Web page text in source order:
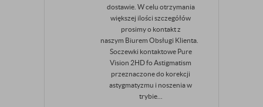
dostawie. W celu otrzymania
większej ilości szczegółów
prosimy o kontakt z
naszym Biurem Obsługi Klienta.
Soczewki kontaktowe Pure
Vision 2HD fo Astigmatism
przeznaczone do korekcji
astygmatyzmu i noszenia w
trybie...